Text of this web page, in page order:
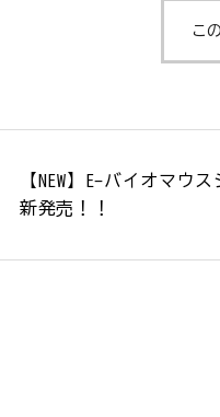
こ
【NEW】E-バイオマウ
新発売！！